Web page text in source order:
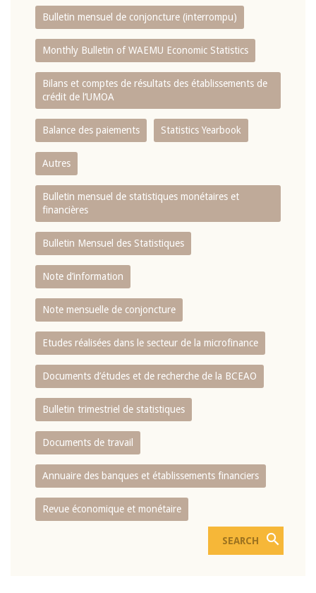
Bulletin mensuel de conjoncture (interrompu)
Monthly Bulletin of WAEMU Economic Statistics
Bilans et comptes de résultats des établissements de
crédit de l‘UMOA
Balance des paiements Statistics Yearbook
Autres
Bulletin mensuel de statistiques monétaires et
financières
Bulletin Mensuel des Statistiques
Note d’information
Note mensuelle de conjoncture
Etudes réalisées dans le secteur de la microfinance
Documents d’études et de recherche de la BCEAO
Bulletin trimestriel de statistiques
Documents de travail
Annuaire des banques et établissements financiers
Revue économique et monétaire